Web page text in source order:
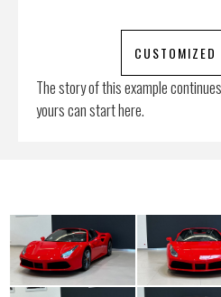
CUSTOMIZED
The story of this example
yours can start here.